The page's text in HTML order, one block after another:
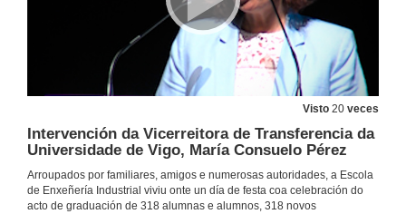
Visto 20 veces
Intervención da Vicerreitora de Transferencia da
Universidade de Vigo, María Consuelo Pérez
Arroupados por familiares, amigos e numerosas autoridades, a Escola
de Enxeñería Industrial viviu onte un día de festa coa celebración do
acto de graduación de 318 alumnas e alumnos, 318 novos
Discurso dos alumnos de grao da EEI
29 de maio de 2019
Parte2
29 de maio de 2019